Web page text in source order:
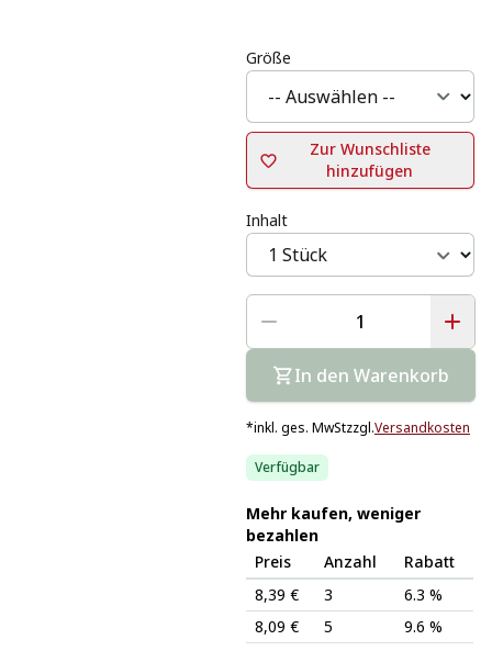
Größe
Zur Wunschliste
hinzufügen
Inhalt
In den Warenkorb
*inkl. ges. MwStzzgl.Versandkosten
Verfügbar
Mehr kaufen, weniger
bezahlen
Preis
Anzahl
Rabatt
8,39 €
3
6.3 %
8,09 €
5 9.6 %